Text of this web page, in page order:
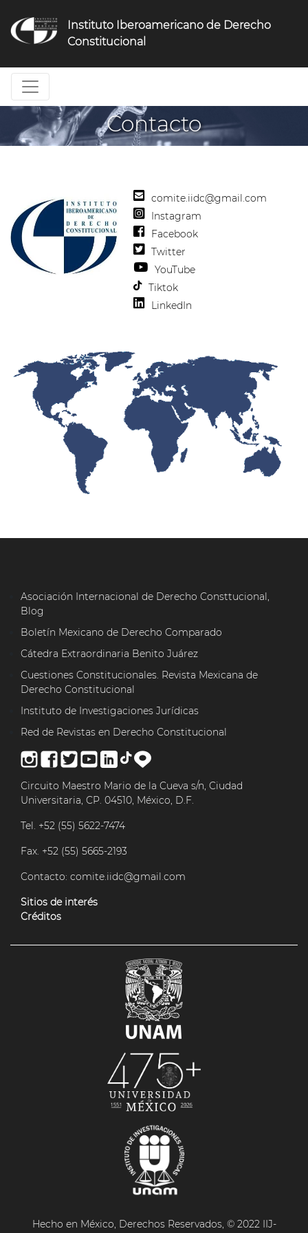
navigation
Instituto Iberoamericano de Derecho
Constitucional
Contacto
comite.iidc@gmail.com
Instagram
Facebook
Twitter
YouTube
Tiktok
LinkedIn
Asociación Internacional de Derecho Consttucional,
Blog
Boletín Mexicano de Derecho Comparado
Cátedra Extraordinaria Benito Juárez
Cuestiones Constitucionales. Revista Mexicana de
Derecho Constitucional
Instituto de Investigaciones Jurídicas
Red de Revistas en Derecho Constitucional
Circuito Maestro Mario de la Cueva s/n, Ciudad
Universitaria, CP. 04510, México, D.F.
Tel. +52 (55) 5622-7474
Fax. +52 (55) 5665-2193
Contacto: comite.iidc@gmail.com
Sitios de interés
Créditos
Hecho en México, Derechos Reservados, © 2022 IIJ-